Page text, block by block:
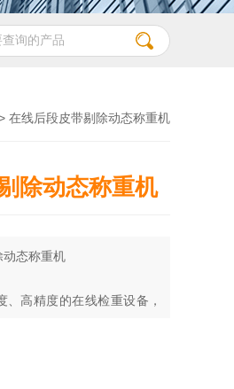
在线后段皮带剔除动态称重机
除动态称重机
动态称重机
、高精度的在线检重设备，
统集成，主要用于在线检
装内是否缺少部件或说明书